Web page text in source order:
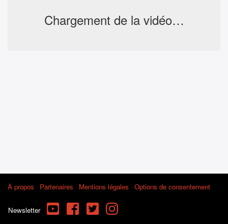
Chargement de la vidéo…
À propos Partenaires Mentions légales Options de consentement
Newsletter YouTube FacebookTwitterInstagram